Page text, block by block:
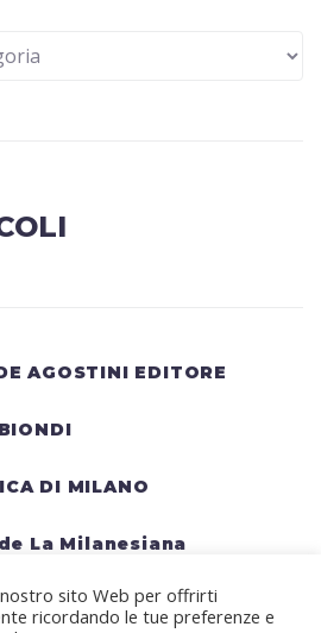
AGOSTINI EDITORE
DI MILANO
La Milanesiana
una lineup gigantesca
sito Web per offrirti
ricordando le tue preferenze e